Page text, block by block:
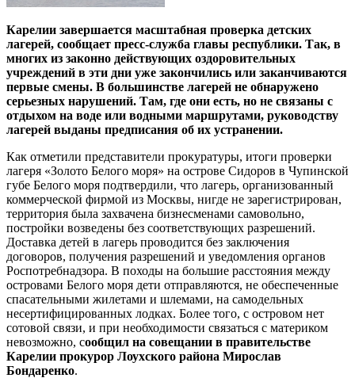
Карелии завершается масштабная проверка детских
лагерей, сообщает пресс-служба главы республики. Так, в
многих из законно действующих оздоровительных
учреждений в эти дни уже закончились или заканчиваются
первые смены. В большинстве лагерей не обнаружено
серьезных нарушений. Там, где они есть, но не связаны с
отдыхом на воде или водными маршрутами, руководству
лагерей выданы предписания об их устранении.
Как отметили представители прокуратуры, итоги проверки
лагеря «Золото Белого моря» на острове Сидоров в Чупинской
губе Белого моря подтвердили, что лагерь, организованный
коммерческой фирмой из Москвы, нигде не зарегистрирован,
территория была захвачена бизнесменами самовольно,
постройки возведены без соответствующих разрешений.
Доставка детей в лагерь проводится без заключения
договоров, получения разрешений и уведомления органов
Роспотребнадзора. В походы на большие расстояния между
островами Белого моря дети отправляются, не обеспеченные
спасательными жилетами и шлемами, на самодельных
несертифицированных лодках. Более того, с островом нет
сотовой связи, и при необходимости связаться с материком
невозможно, сообщил на совещании в правительстве
Карелии прокурор Лоухского района Мирослав
Бондаренко.